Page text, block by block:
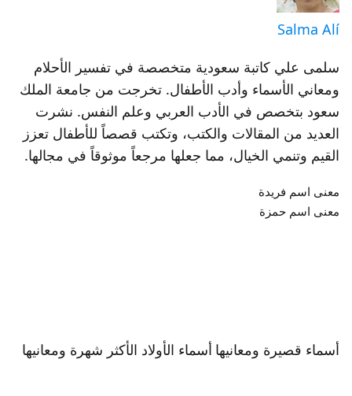
Salma Alí
سلمى علي كاتبة سعودية متخصصة في تفسير الأحلام
ومعاني الأسماء وأدب الأطفال. تخرجت من جامعة الملك
سعود بتخصص في الأدب العربي وعلم النفس. نشرت
العديد من المقالات والكتب، وتكتب قصصاً للأطفال تعزز
القيم وتنمي الخيال، مما جعلها مرجعاً موثوقاً في مجالها.
معنى اسم فريدة
معنى اسم حمزة
أسماء قصيرة ومعانيها أسماء الأولاد الأكثر شهرة ومعانيها